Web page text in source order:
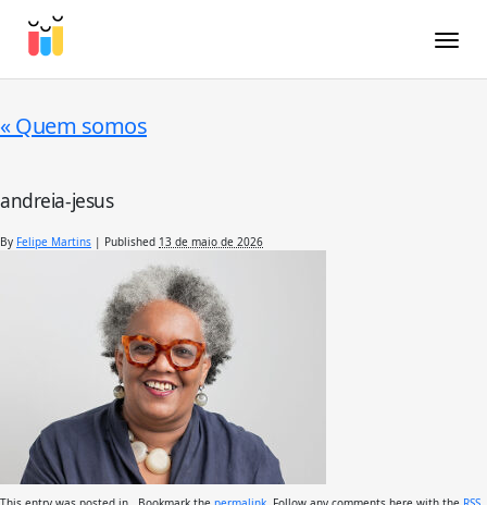
«Quem somos
andreia-jesus
By Felipe Martins | Published 13 de maio de 2026